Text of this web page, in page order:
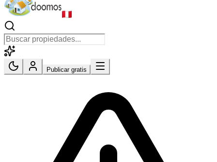
Publicar gratis